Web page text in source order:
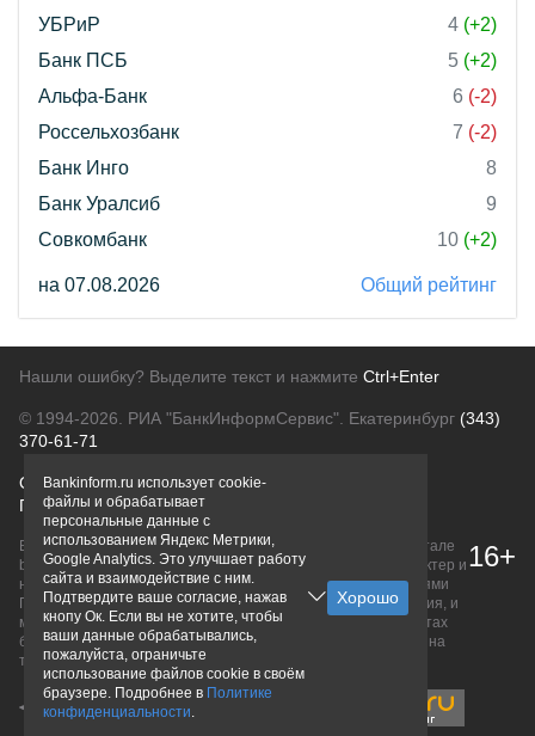
УБРиР
4 (+2)
Банк ПСБ
5 (+2)
Альфа-Банк
6 (-2)
Россельхозбанк
7 (-2)
Банк Инго
8
Банк Уралсиб
9
Совкомбанк
10 (+2)
на 07.08.2026 Общий рейтинг
Нашли ошибку? Выделите текст и нажмите Ctrl+Enter
© 1994-2026. РИА "БанкИнформСервис". Екатеринбург (343)
370-61-71
О проектеПолитика конфиденциальности
Правовая информацияДля рекламодателей
Вся информация о продуктах банков, размещенная на портале
bankinform.ru, носит исключительно ознакомительный характер и
не является публичной офертой, определяемой положениями
ГК РФ. Информация не содержит точного и полного описания, и
может быть изменена. Конечные условия уточняйте на сайтах
банков или при личном обращении. Исключительное право на
товарные знаки принадлежит их правообладателям.
16+
Bankinform.ru использует cookie-
файлы и обрабатывает
персональные данные с
использованием Яндекс Метрики,
Google Analytics. Это улучшает работу
сайта и взаимодействие с ним.
Подтвердите ваше согласие, нажав
кнопу Ок. Если вы не хотите, чтобы
ваши данные обрабатывались,
пожалуйста, ограничьте
использование файлов cookie в своём
браузере. Подробнее в Политике
конфиденциальности.